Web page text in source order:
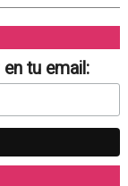
tu email: